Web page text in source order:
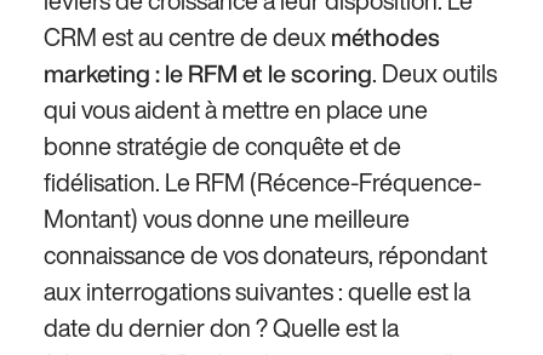
CRM est au centre de deux méthodes
marketing : le RFM et le scoring. Deux outils
qui vous aident à mettre en place une
bonne stratégie de conquête et de
fidélisation. Le RFM (Récence-Fréquence-
Montant) vous donne une meilleure
connaissance de vos donateurs, répondant
aux interrogations suivantes : quelle est la
date du dernier don ? Quelle est la